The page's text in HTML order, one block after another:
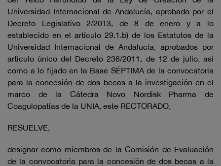
Universidad Internacional de Andalucía, aprobado por el
Decreto Legislativo 2/2013, de 8 de enero y a lo
establecido en el artículo 29.1.b) de los Estatutos de la
Universidad Internacional de Andalucía, aprobados por
artículo único del Decreto 236/2011, de 12 de julio, así
como a lo fijado en la Base SÉPTIMA de la convocatoria
para la concesión de dos becas a la investigación en el
marco de la Cátedra Novo Nordisk Pharma de
Coagulopatías de la UNIA, este RECTORADO,
RESUELVE,
designar como miembros de la Comisión de Evaluación
de la convocatoria para la concesión de dos becas a la